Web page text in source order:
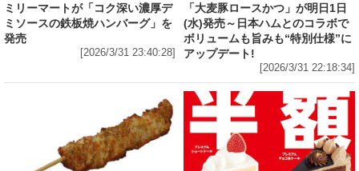
ミリーマートが「コク深い濃厚デ
ミソースの鉄板焼ハンバーグ」を
発売
[2026/3/31 23:40:28]
「大麦豚ロースかつ」が明日1日
(水)発売～日本ハムとのコラボで
ボリュームも旨みも“特別仕様”に
アップデート!
[2026/3/31 22:18:34]